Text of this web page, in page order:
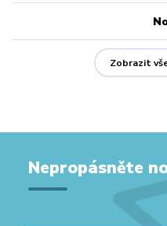
Zobrazit
Nepropásněte